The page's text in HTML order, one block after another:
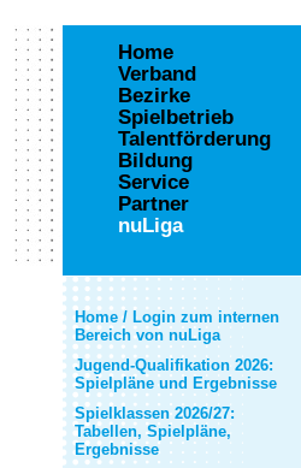
Home
Verband
Bezirke
Spielbetrieb
Talentförderung
Bildung
Service
Partner
nuLiga
Home / Login zum internen
Bereich von nuLiga
Jugend-Qualifikation 2026:
Spielpläne und Ergebnisse
Spielklassen 2026/27:
Tabellen, Spielpläne,
Ergebnisse